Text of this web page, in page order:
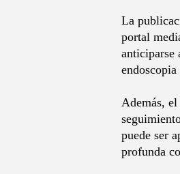
La
portal
anticiparse
Además,
puede ser
profunda